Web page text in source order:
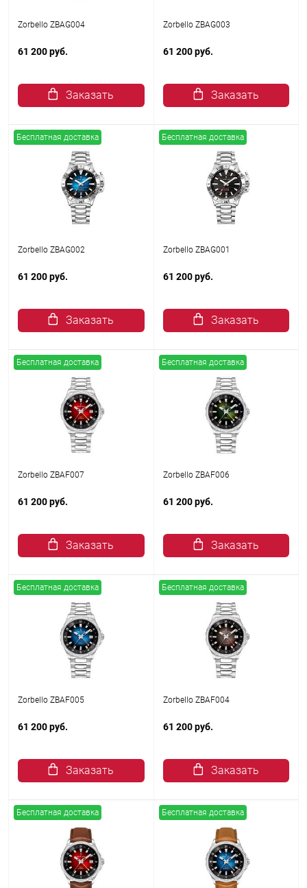
Zorbello ZBAG004
61 200 руб.
Заказать
Zorbello ZBAG003
61 200 руб.
Заказать
Бесплатная доставка
Zorbello ZBAG002
61 200 руб.
Заказать
Бесплатная доставка
Zorbello ZBAG001
61 200 руб.
Заказать
Бесплатная доставка
Zorbello ZBAF007
61 200 руб.
Заказать
Бесплатная доставка
Zorbello ZBAF006
61 200 руб.
Заказать
Бесплатная доставка
Zorbello ZBAF005
61 200 руб.
Заказать
Бесплатная доставка
Zorbello ZBAF004
61 200 руб.
Заказать
Бесплатная доставка Бесплатная доставка